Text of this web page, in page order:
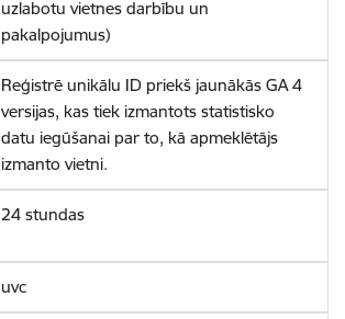
uzlabotu vietnes darbību un
pakalpojumus)
Reģistrē unikālu ID priekš jaunākās GA 4
versijas, kas tiek izmantots statistisko
datu iegūšanai par to, kā apmeklētājs
izmanto vietni.
24 stundas
uvc